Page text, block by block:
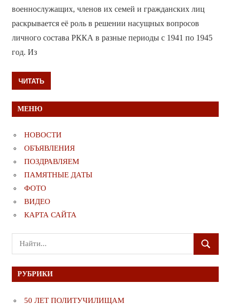
военнослужащих, членов их семей и гражданских лиц
раскрывается её роль в решении насущных вопросов
личного состава РККА в разные периоды с 1941 по 1945
год. Из
ЧИТАТЬ
МЕНЮ
НОВОСТИ
ОБЪЯВЛЕНИЯ
ПОЗДРАВЛЯЕМ
ПАМЯТНЫЕ ДАТЫ
ФОТО
ВИДЕО
КАРТА САЙТА
Поиск
для:
ПОИСК
РУБРИКИ
50 ЛЕТ ПОЛИТУЧИЛИЩАМ